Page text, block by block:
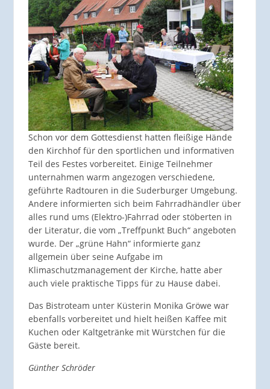
Schon vor dem Gottesdienst hatten fleißige Hände
den Kirchhof für den sportlichen und informativen
Teil des Festes vorbereitet. Einige Teilnehmer
unternahmen warm angezogen verschiedene,
geführte Radtouren in die Suderburger Umgebung.
Andere informierten sich beim Fahrradhändler über
alles rund ums (Elektro-)Fahrrad oder stöberten in
der Literatur, die vom „Treffpunkt Buch“ angeboten
wurde. Der „grüne Hahn“ informierte ganz
allgemein über seine Aufgabe im
Klimaschutzmanagement der Kirche, hatte aber
auch viele praktische Tipps für zu Hause dabei.
Das Bistroteam unter Küsterin Monika Gröwe war
ebenfalls vorbereitet und hielt heißen Kaffee mit
Kuchen oder Kaltgetränke mit Würstchen für die
Gäste bereit.
Günther Schröder